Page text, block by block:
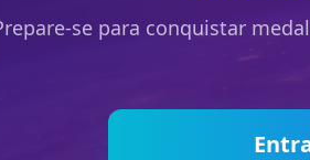
se para conquistar